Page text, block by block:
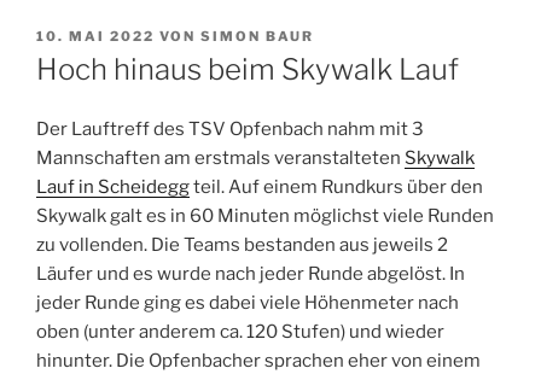
VERÖFFENTLICHT
AM
10. MAI 2022 VON SIMON BAUR
Hoch hinaus beim Skywalk Lauf
Der Lauftreff des TSV Opfenbach nahm mit 3
Mannschaften am erstmals veranstalteten Skywalk
Lauf in Scheideggteil. Auf einem Rundkurs über den
Skywalk galt es in 60 Minuten möglichst viele Runden
zu vollenden. Die Teams bestanden aus jeweils 2
Läufer und es wurde nach jeder Runde abgelöst. In
jeder Runde ging es dabei viele Höhenmeter nach
oben (unter anderem ca. 120 Stufen) und wieder
hinunter. Die Opfenbacher sprachen eher von einem